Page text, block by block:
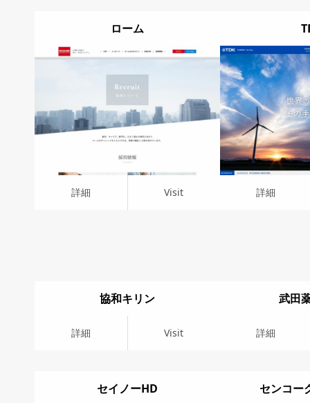
ローム
詳細 Visit
詳細 Visit
詳細 Visit
詳細
協和キリン
Visit
詳細 Visit
武田
Visit
詳細
セイノーHD センコー